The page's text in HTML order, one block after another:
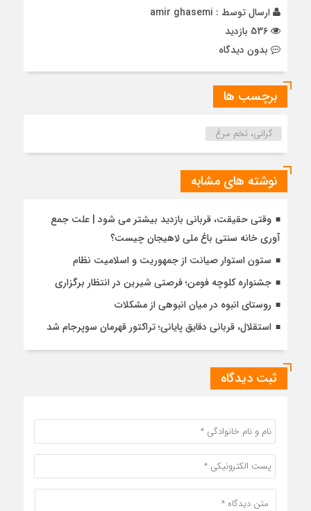
ارسال توسط : amir ghasemi
بدون دیدگاه
برچسب ها
گرانی، تخم مرغ
نوشته های مشابه
وقتی حقیقت، قربانی بازدید بیشتر می شود | علت جمع
آوری خانه سنتی باغ ملی لاهیجان چیست؟
ستون استوار صیانت از جمهوریت و اسلامیت نظام
جشنواره کلوچه فومن؛ فرصتی شیرین در انتظار برگزاری
روستای انبوه در میان انبوهی از مشکلات
استقلال، قربانی دقایق پایانی؛ تراکتور قهرمان سوپرجام شد
ثبت دیدگاه